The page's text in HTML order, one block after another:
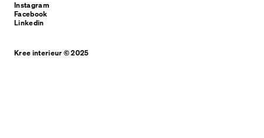
Instagram
Facebook
Linkedin
Kree interieur © 2025